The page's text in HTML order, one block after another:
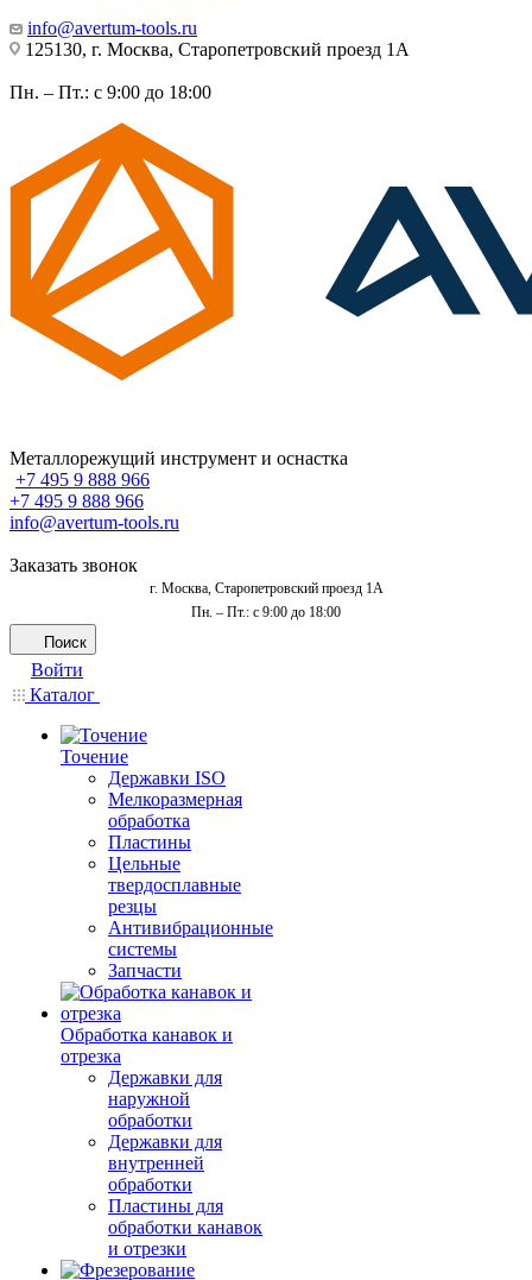
info@avertum-tools.ru
125130, г. Москва, Старопетровский проезд 1А
Пн. – Пт.: с 9:00 до 18:00
Металлорежущий инструмент и оснастка
+7 495 9 888 966
+7 495 9 888 966
info@avertum-tools.ru
Заказать звонок
г. Москва, Старопетровский проезд 1А
Пн. – Пт.: с 9:00 до 18:00
Поиск
Войти
Каталог
Точение
Державки ISO
Мелкоразмерная
обработка
Пластины
Цельные
твердосплавные
резцы
Антивибрационные
системы
Запчасти
Обработка канавок и
отрезка
Державки для
наружной
обработки
Державки для
внутренней
обработки
Пластины для
обработки канавок
и отрезки